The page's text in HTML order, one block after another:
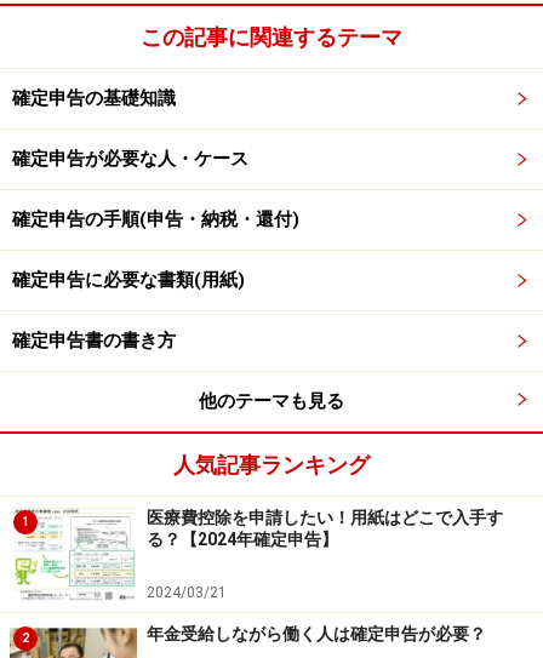
ります。
用） 、 先物取引に係る雑所得等の金額の計算明細書
告書付表（先物取引に係る繰越損失用）などが必要で
細が分かる書類を準備しましょう。
【関連記事】
源泉徴収票を手元にいざ記入！（申告書B）
確定申告、分離課税申告書の書き方
確定申告が楽になる！ネットの活用方法3つ
※記事内容は執筆時点のものです。最新の内容をご確認くださ
い。
本記事の内容は一般的な情報提供を目的としており、特定の金融
商品や投資行動を推奨するものではありません。
投資や資産運用に関する最終的なご判断はご自身の責任において
行ってください。
掲載情報の正確性・完全性については十分に配慮しております
が、その内容を保証するものではなく、これに基づく損失・損害
などについて当社は一切の責任を負いません。
この記事に関連するテーマ
確定申告の基礎知識
確定申告が必要な人・ケース
確定申告の手順(申告・納税・還付)
確定申告に必要な書類(用紙)
確定申告書の書き方
他のテーマも見る
人気記事ランキング
1
医療費控除を申請したい！用紙はどこで入手す
る？【2024年確定申告】
2024/03/21
2 年金受給しながら働く人は確定申告が必要？